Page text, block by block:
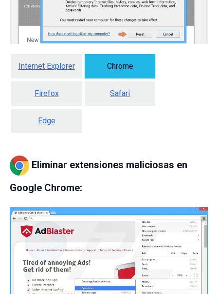
Internet Explorer Chrome
Firefox Safari
Edge
Eliminar extensiones maliciosas en
Google Chrome: